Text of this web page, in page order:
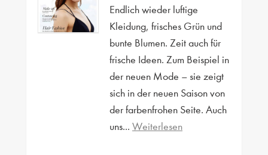
Endlich wieder luftige
Kleidung, frisches Grün und
bunte Blumen. Zeit auch für
frische Ideen. Zum Beispiel in
der neuen Mode – sie zeigt
sich in der neuen Saison von
der farbenfrohen Seite. Auch
uns... Weiterlesen